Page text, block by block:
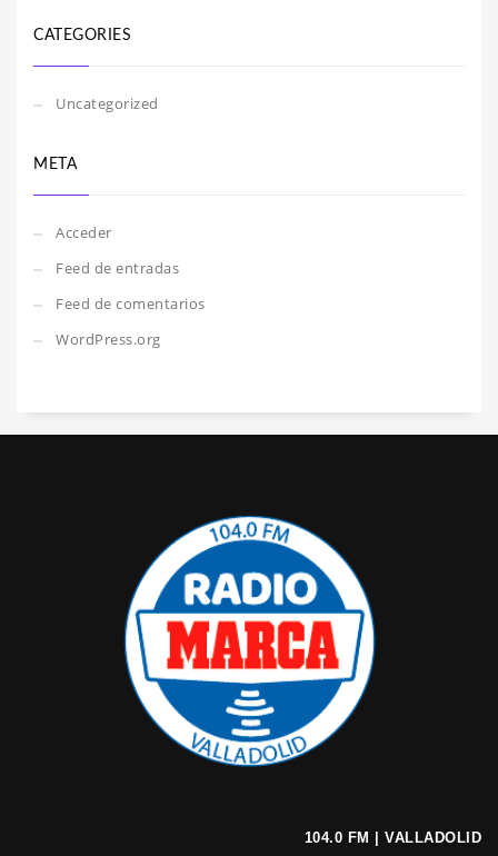
CATEGORIES
Uncategorized
META
Acceder
Feed de entradas
Feed de comentarios
WordPress.org
104.0 FM | VALLADOLID